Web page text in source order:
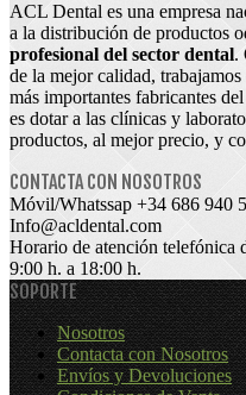
ACL Dental es una empresa
a la distribución de productos
profesional del sector dental.
de la mejor calidad,
más importantes fabricantes
es dotar a las clínicas y
productos, al mejor precio, y
CONTACTA CON NOSOTROS
Móvil/Whatssap +34 686 940
Info@acldental.com
Horario de atención telefónica
9:00 h. a 18:00 h.
SOPORTE
Nosotros
Contacta con Nosotros
Envíos y Devoluciones